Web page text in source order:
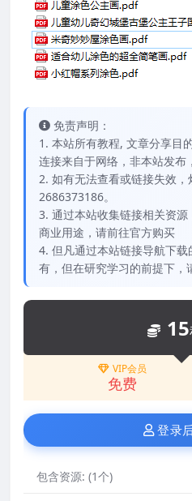
免责声明：
1. 本站所有教程, 文章分享目
连接来自于网络，非本站发布
2. 如有无法查看或链接失效
2686373186。
3. 通过本站收集链接相关资
商业用途，请前往官方购买
4. 但凡通过本站链接导航下
有，但在研究学习的前提下，
15
VIP会员
免费
登录
包含资源: (1个)